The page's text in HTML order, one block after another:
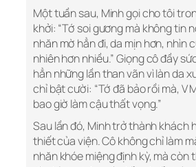
Một tuần sau, Minh gọi cho tôi
khởi: “Tớ soi gương mà không tin
nhăn mờ hẳn đi, da mịn hơn, nhìn
nhiên hơn nhiều.” Giọng cô đầy
hẳn những lần than vãn vì làn da
chỉ bật cười: “Tớ đã bảo rồi mà, V
bao giờ làm cậu thất vọng.”
Sau lần đó, Minh trở thành khách
thiết của viện. Cô không chỉ làm
nhăn khóe miệng định kỳ, mà còn